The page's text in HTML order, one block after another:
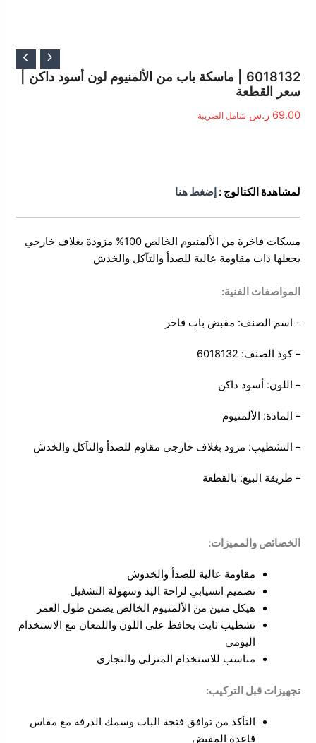
6018132 | ماسكة باب من الألمنيوم لون أسود داكن |
سعر القطعة
69.00 ر.س شامل الضريبة
لمشاهدة الكتالوج :إضغط هنا
مسكات فاخرة من الألمنيوم الخالص 100% مزودة بغلاف خارجي
يجعلها ذات مقاومة عالية للصدأ والتآكل والخدش
المواصفات الفنية:
– اسم الصنف: مقبض باب فاخر
– كود الصنف: 6018132
– اللون: أسود داكن
– المادة: الألمنيوم
– التشطيب: مزود بغلاف خارجي مقاوم للصدأ والتآكل والخدش
– طريقة البيع: بالقطعة
الخصائص والمميزات:
مقاومة عالية للصدأ والخدوش
تصميم انسيابي لراحة اليد وسهولة التشغيل
هيكل متين من الألمنيوم الخالص يضمن طول العمر
تشطيب ثابت يحافظ على اللون واللمعان مع الاستخدام
اليومي
مناسب للاستخدام المنزلي والتجاري
تجهيزات قبل التركيب:
التأكد من توافق فتحة الباب وسمك الدرفة مع مقاس
قاعدة المقبض